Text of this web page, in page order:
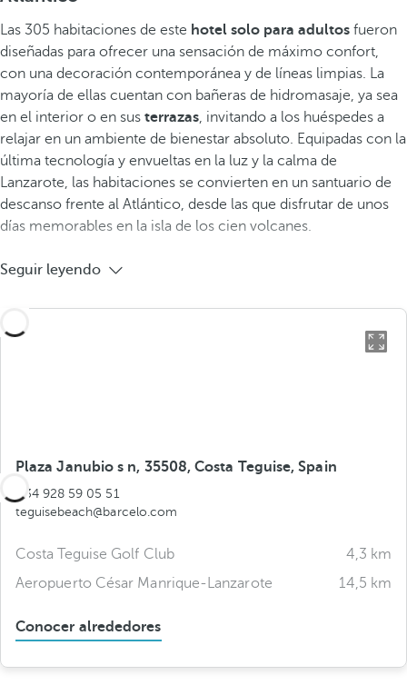
Las 305 habitaciones de este hotel solo para adultos fueron
diseñadas para ofrecer una sensación de máximo confort,
con una decoración contemporánea y de líneas limpias. La
mayoría de ellas cuentan con bañeras de hidromasaje, ya sea
en el interior o en sus terrazas, invitando a los huéspedes a
relajar en un ambiente de bienestar absoluto. Equipadas con la
última tecnología y envueltas en la luz y la calma de
Lanzarote, las habitaciones se convierten en un santuario de
descanso frente al Atlántico, desde las que disfrutar de unos
días memorables en la isla de los cien volcanes.
Seguir leyendo
Plaza Janubio s n, 35508, Costa Teguise, Spain
+34 928 59 05 51
teguisebeach@barcelo.com
Costa Teguise Golf Club
4,3 km
Aeropuerto César Manrique-Lanzarote
14,5 km
Conocer alrededores